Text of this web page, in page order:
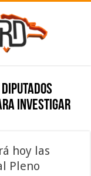
investigar
hoy las
Pleno